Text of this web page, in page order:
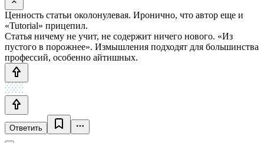
Ценность статьи околонулевая. Иронично, что автор еще и
«Tutorial» прицепил.
Статья ничему не учит, не содержит ничего нового. «Из
пустого в порожнее». Измышления подходят для большинства
профессий, особенно айтишных.
Ответить